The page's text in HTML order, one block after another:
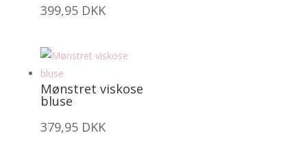
399,95 DKK
Mønstret viskose
bluse
379,95 DKK